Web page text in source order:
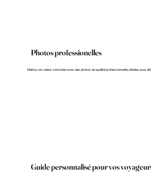
Photos professionelles
Mettez en valeur votre bien avec des photos de qualité professionnelle, idéales pour
Guide personnalisé pour vos